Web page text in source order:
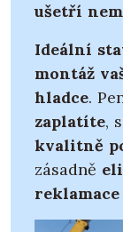
ušetří
Ideální
montáž
hladce.
zaplatíte,
kvalitně
zásadně
reklamace